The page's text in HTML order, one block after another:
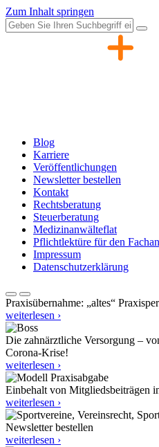
Zum Inhalt springen
Blog
Karriere
Veröffentlichungen
Newsletter bestellen
Kontakt
Rechtsberatung
Steuerberatung
Medizinanwälteflat
Pflichtlektüre für den
Impressum
Datenschutzerklärung
Praxisübernahme: „altes“
weiterlesen ›
Die zahnärztliche Versorgung –
Corona-Krise!
weiterlesen ›
Einbehalt von Mitgliedsbeiträgen
weiterlesen ›
Newsletter bestellen
weiterlesen ›